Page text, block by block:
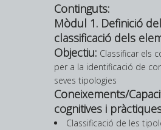
Continguts:
Mòdul 1. Definició
classificació dels
Objectiu: Classificar els
per a la identificació de
seves tipologies
Coneixements/
cognitives i
Classificació de les